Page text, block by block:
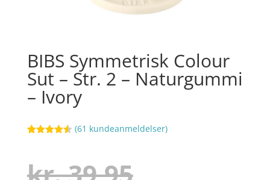
BIBS Symmetrisk Colour
Sut – Str. 2 – Naturgummi
– Ivory
baseret
på
(61 kundeanmeldelser)